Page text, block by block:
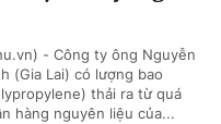
- Công ty ông Nguyễn
(Gia Lai) có lượng bao
thải ra từ quá
hàng nguyên liệu của...